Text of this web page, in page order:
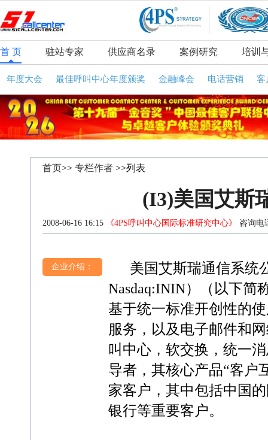
首 页 驻站专家 供应商名录 案例研究 培训
年度大会 最佳呼叫中心年度颁奖 金融峰会 电话营销 客
首页>> 专栏作者 >>列表
(I3)美国艾斯
2008-06-16 16:15 《4PS呼叫中心国际标准研究中心》 咨询电
企业介绍：
美国艾斯瑞通信系统
Nasdaq:ININ）（以下简
基于统一标准开创性的
服务，以及电子邮件和
叫中心，软交换，统一
导者，其核心产品“客户
家客户，其中包括中国
银行等重要客户。